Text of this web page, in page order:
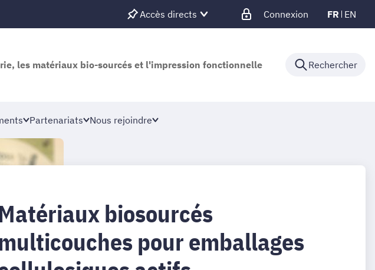
Accès directs Connexion FR EN
les matériaux bio-sourcés et l'impression fonctionnelle Rechercher
Partenariats Nous rejoindre
biosourcés
pour emballages